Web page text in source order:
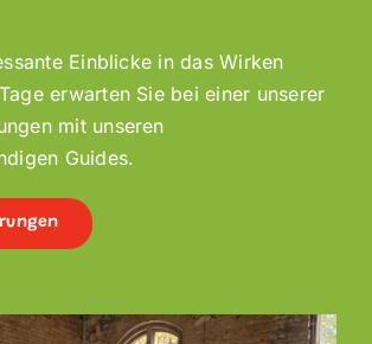
Einblicke in das Wirken
erwarten Sie bei einer unserer
mit unseren
Guides.